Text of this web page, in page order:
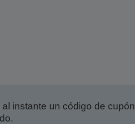
instante un código de cupón